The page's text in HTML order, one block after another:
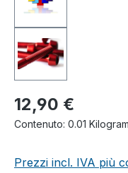
12,90 €
Contenuto: 0.01
Prezzi incl. IVA più